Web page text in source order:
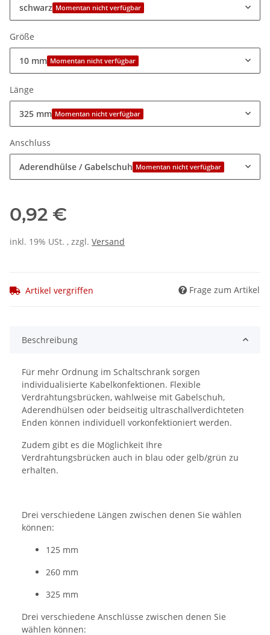
schwarz Momentan nicht verfügbar
Größe
10 mm Momentan nicht verfügbar
Länge
325 mm Momentan nicht verfügbar
Anschluss
Aderendhülse / Gabelschuh Momentan nicht verfügbar
0,92 €
inkl. 19% USt. , zzgl. Versand
Artikel vergriffen Frage zum Artikel
Beschreibung
Für mehr Ordnung im Schaltschrank sorgen
individualisierte Kabelkonfektionen. Flexible
Verdrahtungsbrücken, wahlweise mit Gabelschuh,
Aderendhülsen oder beidseitig ultraschallverdichteten
Enden können individuell vorkonfektioniert werden.
Zudem gibt es die Möglichkeit Ihre
Verdrahtungsbrücken auch in blau oder gelb/grün zu
erhalten.
Drei verschiedene Längen zwischen denen Sie wählen
können:
125 mm
260 mm
325 mm
Drei verschiedene Anschlüsse zwischen denen Sie
wählen können: